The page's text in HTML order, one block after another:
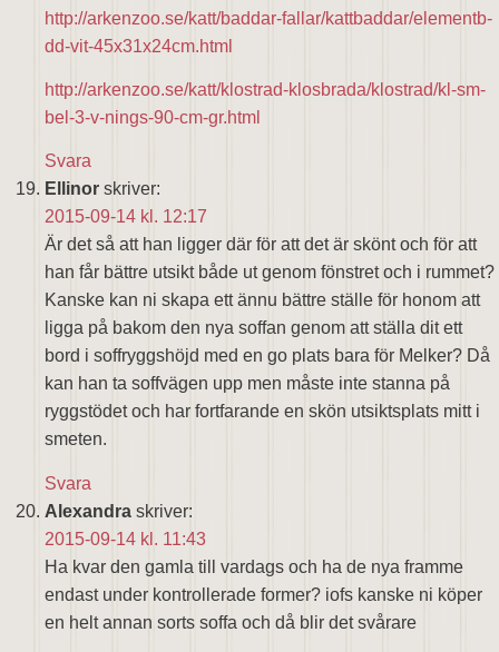
http://arkenzoo.se/katt/baddar-fallar/kattbaddar/elementb-
dd-vit-45x31x24cm.html
http://arkenzoo.se/katt/klostrad-klosbrada/klostrad/kl-sm-
bel-3-v-nings-90-cm-gr.html
Svara
Ellinor skriver:
2015-09-14 kl. 12:17
Är det så att han ligger där för att det är skönt och för att
han får bättre utsikt både ut genom fönstret och i rummet?
Kanske kan ni skapa ett ännu bättre ställe för honom att
ligga på bakom den nya soffan genom att ställa dit ett
bord i soffryggshöjd med en go plats bara för Melker? Då
kan han ta soffvägen upp men måste inte stanna på
ryggstödet och har fortfarande en skön utsiktsplats mitt i
smeten.
Svara
Alexandra skriver:
2015-09-14 kl. 11:43
Ha kvar den gamla till vardags och ha de nya framme
endast under kontrollerade former? iofs kanske ni köper
en helt annan sorts soffa och då blir det svårare